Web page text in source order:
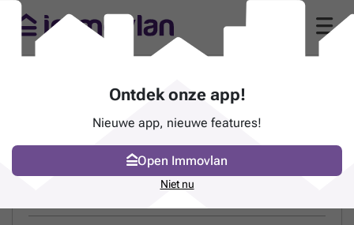
ZOEK EEN PROFESSIONAL
Ontdek onze app!
Nieuwe app, nieuwe features!
Open Immovlan
Niet nu